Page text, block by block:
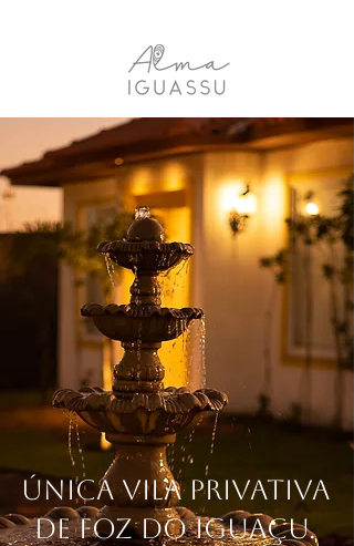
única vila privativa
de Foz do Iguaçu.